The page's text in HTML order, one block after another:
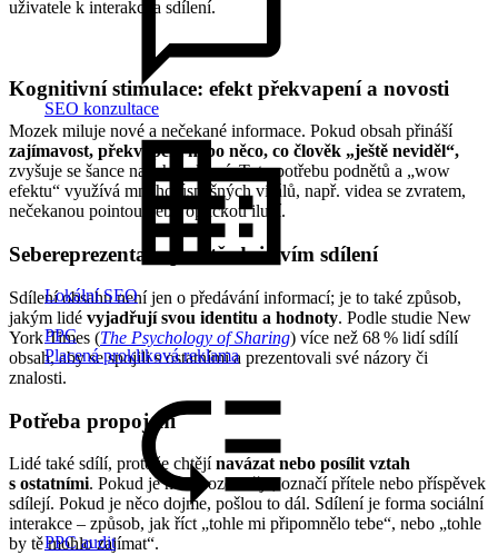
SEO konzultace
Lokální SEO
PPC
Placená prokliková reklama
PPC audit
uživatele k interakci a sdílení.
Kognitivní stimulace: efekt překvapení a novosti
Mozek miluje nové a nečekané informace. Pokud obsah přináší
zajímavost, překvapení nebo něco, co člověk „ještě neviděl“,
zvyšuje se šance na jeho sdílení. Tuto potřebu podnětů a „wow
efektu“ využívá mnoho úspěšných virálů, např. videa se zvratem,
nečekanou pointou nebo optickou iluzí.
Sebereprezentace prostřednictvím sdílení
Sdílení obsahu není jen o předávání informací; je to také způsob,
jakým lidé vyjadřují svou identitu a hodnoty. Podle studie New
York Times (The Psychology of Sharing) více než 68 % lidí sdílí
obsah, aby se spojili s ostatními a prezentovali své názory či
znalosti.
Potřeba propojení
Lidé také sdílí, protože chtějínavázat nebo posílit vztah
s ostatními. Pokud je něco rozesměje, označí přítele nebo příspěvek
sdílejí. Pokud je něco dojme, pošlou to dál. Sdílení je forma sociální
interakce – způsob, jak říct „tohle mi připomnělo tebe“, nebo „tohle
by tě mohlo zajímat“.